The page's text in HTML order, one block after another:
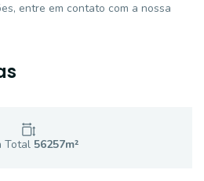
entre em contato com a nossa
Total 56257m²